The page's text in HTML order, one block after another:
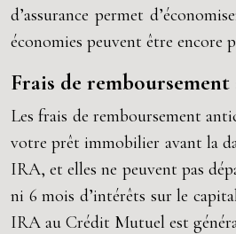
d’assurance permet
économies peuvent être encore
Frais de
Les frais de remboursement
votre prêt immobilier avant la
IRA, et elles ne peuvent pas
ni 6 mois d’intérêts sur le
IRA au Crédit Mutuel est